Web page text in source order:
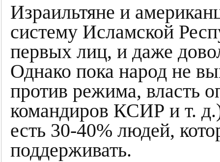
Израильтяне и
систему Исламской
первых лиц, и даже
Однако пока народ не
против режима, власть
командиров КСИР и т.
есть 30-40% людей,
поддерживать.